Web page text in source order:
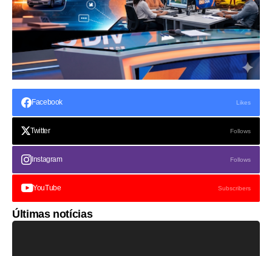
Facebook Likes
Twitter Follows
Instagram Follows
YouTube Subscribers
Últimas notícias